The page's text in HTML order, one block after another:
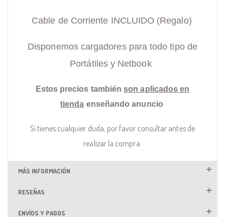
Cable de Corriente INCLUIDO (Regalo)
Disponemos cargadores para todo tipo de
Portátiles y Netbook
Estos precios también son aplicados en
tienda enseñando anuncio
Si tienes cualquier duda, por favor consultar antes de
realizar la compra
MÁS INFORMACIÓN
RESEÑAS
ENVÍOS Y PAGOS